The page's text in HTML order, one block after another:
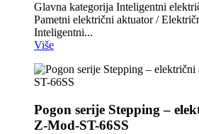
Glavna kategorija Inteligentni
Pametni električni aktuator /
Inteligentni...
Više
Pogon serije Stepping –
Z-Mod-ST-66SS